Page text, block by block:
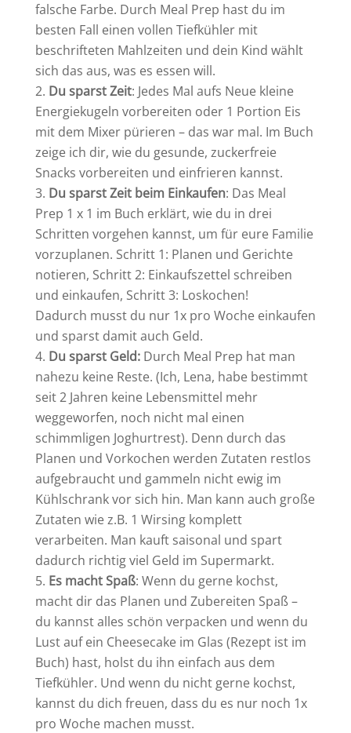
falsche Farbe. Durch Meal Prep hast du im
besten Fall einen vollen Tiefkühler mit
beschrifteten Mahlzeiten und dein Kind wählt
sich das aus, was es essen will.
Du sparst Zeit: Jedes Mal aufs Neue kleine
Energiekugeln vorbereiten oder 1 Portion Eis
mit dem Mixer pürieren – das war mal. Im Buch
zeige ich dir, wie du gesunde, zuckerfreie
Snacks vorbereiten und einfrieren kannst.
Du sparst Zeit beim Einkaufen: Das Meal
Prep 1 x 1 im Buch erklärt, wie du in drei
Schritten vorgehen kannst, um für eure Familie
vorzuplanen. Schritt 1: Planen und Gerichte
notieren, Schritt 2: Einkaufszettel schreiben
und einkaufen, Schritt 3: Loskochen!
Dadurch musst du nur 1x pro Woche einkaufen
und sparst damit auch Geld.
Du sparst Geld:Durch Meal Prep hat man
nahezu keine Reste. (Ich, Lena, habe bestimmt
seit 2 Jahren keine Lebensmittel mehr
weggeworfen, noch nicht mal einen
schimmligen Joghurtrest). Denn durch das
Planen und Vorkochen werden Zutaten restlos
aufgebraucht und gammeln nicht ewig im
Kühlschrank vor sich hin. Man kann auch große
Zutaten wie z.B. 1 Wirsing komplett
verarbeiten. Man kauft saisonal und spart
dadurch richtig viel Geld im Supermarkt.
Es macht Spaß: Wenn du gerne kochst,
macht dir das Planen und Zubereiten Spaß –
du kannst alles schön verpacken und wenn du
Lust auf ein Cheesecake im Glas (Rezept ist im
Buch) hast, holst du ihn einfach aus dem
Tiefkühler. Und wenn du nicht gerne kochst,
kannst du dich freuen, dass du es nur noch 1x
pro Woche machen musst.